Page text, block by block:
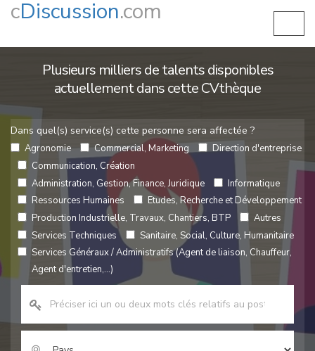
cDiscussion.com
Plusieurs milliers de talents disponibles
actuellement dans cette CVthèque
Dans quel(s) service(s) cette personne sera affectée ?
Agronomie Commercial, Marketing
Direction d'entreprise
Communication, Création
Administration, Gestion, Finance, Juridique
Informatique
Ressources Humaines
Etudes, Recherche et Développement
Production Industrielle, Travaux, Chantiers, BTP
Autres
Services Techniques
Sanitaire, Social, Culture, Humanitaire
Services Généraux / Administratifs (Agent de liaison, Chauffeur,
Agent d'entretien,...)